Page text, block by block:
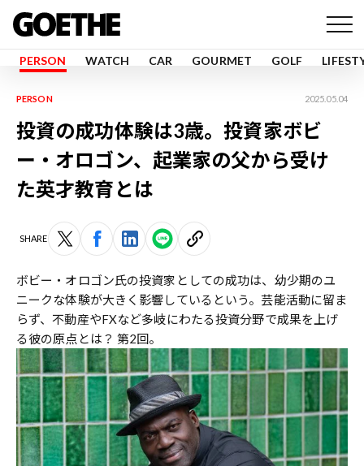
PERSON WATCH CAR GOURMET GOLF
PERSON 2025.05.04
投資の成功体験は3歳。投資家ボビ
ー・オロゴン、起業家の父から受け
た英才教育とは
SHARE
ボビー・オロゴン氏の投資家としての成功は、幼少期のユ
ニークな体験が大きく影響しているという。芸能活動に留ま
らず、不動産やFXなど多岐にわたる投資分野で成果を上げ
る彼の原点とは？ 第2回。